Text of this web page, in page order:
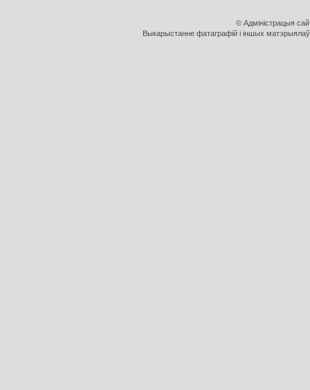
© Адміністрацыя
Выкарыстанне фатаграфій і іншых